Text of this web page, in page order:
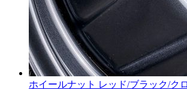
ホイールナット レッド/ブラック/ク